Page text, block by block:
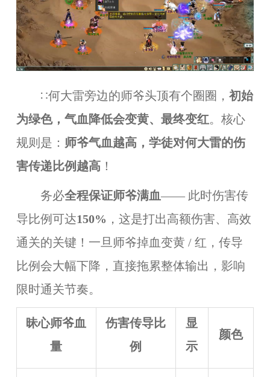
∷何大雷旁边的师爷头顶有个圈圈， 初始
为绿色，气血降低会变黄、最终变红。核心
规则是： 师爷气血越高，学徒对何大雷的伤
害传递比例越高 ！
务必全程保证师爷满血—— 此时伤害传
导比例可达150% ，这是打出高额伤害、高效
通关的关键！一旦师爷掉血变黄 / 红，传导
比例会大幅下降，直接拖累整体输出，影响
限时通关节奏。
昧心师爷血
量
伤害传导比
例
显
示
颜色